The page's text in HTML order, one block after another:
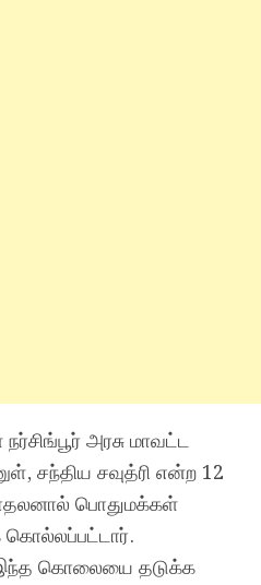
அரசு மாவட்ட
சந்திய சவுத்ரி என்ற 12
பொதுமக்கள்
இந்த கொலையை தடுக்க